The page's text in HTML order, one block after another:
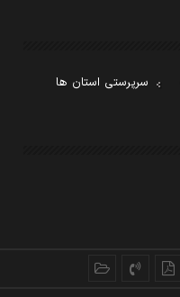
سرپرستی استان ها